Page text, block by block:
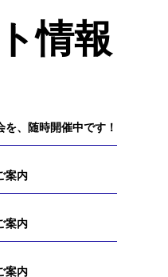
情報
、随時開催中です！
案内
案内
案内